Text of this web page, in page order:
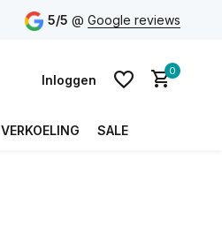
5/5 @ Google reviews
Inloggen
0
VERKOELING SALE